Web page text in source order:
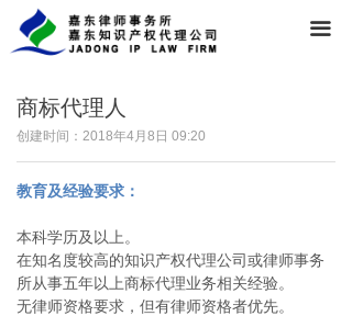
끀
商标代理人
创建时间： 2018年4月8日 09:20
教育及经验要求：
本科学历及以上。
在知名度较高的知识产权代理公司或律师事务
所从事五年以上商标代理业务相关经验。
无律师资格要求，但有律师资格者优先。